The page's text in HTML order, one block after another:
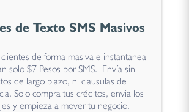
de Texto SMS Masivos
de forma masiva e instantanea
solo $7 Pesos por SMS. Envía sin
de largo plazo, ni clausulas de
Solo compra tus créditos, envia los
y empieza a mover tu negocio.